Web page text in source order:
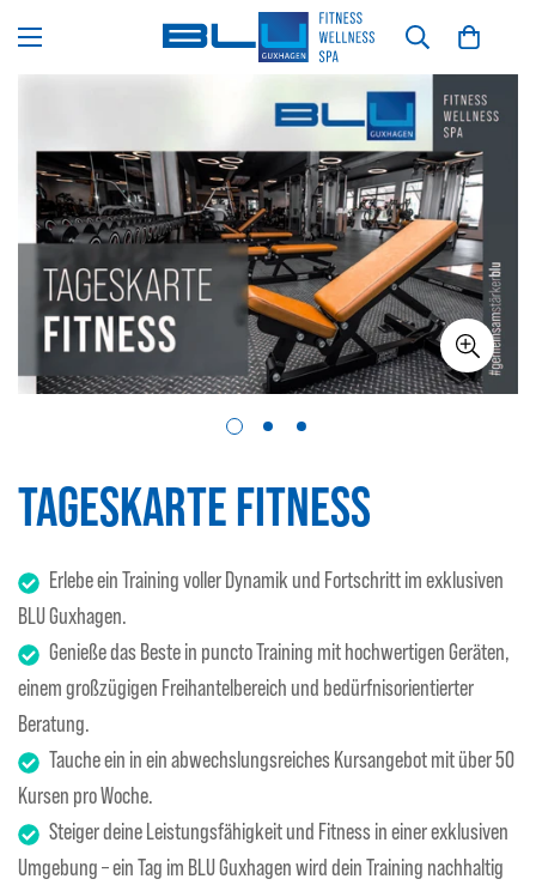
TAGESKARTE FITNESS
Erlebe ein Training voller Dynamik und Fortschritt im exklusiven
BLU Guxhagen.
Genieße das Beste in puncto Training mit hochwertigen Geräten,
einem großzügigen Freihantelbereich und bedürfnisorientierter
Beratung.
Tauche ein in ein abwechslungsreiches Kursangebot mit über 50
Kursen pro Woche.
Steiger deine Leistungsfähigkeit und Fitness in einer exklusiven
Umgebung – ein Tag im BLU Guxhagen wird dein Training nachhaltig